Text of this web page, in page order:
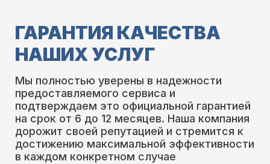
ГАРАНТИЯ КАЧЕСТВА
НАШИХ УСЛУГ
Мы полностью уверены в надежности
предоставляемого сервиса и
подтверждаем это официальной гарантией
на срок от 6 до 12 месяцев. Наша компания
дорожит своей репутацией и стремится к
достижению максимальной эффективности
в каждом конкретном случае